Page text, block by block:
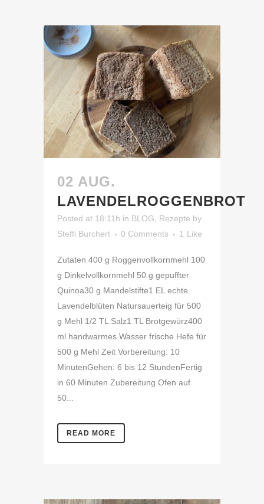
02 AUG.
LAVENDELROGGENBROT
Posted at 18:11h in BLOG Rezepte by
Steffi Burchert
0 Comments 1 Like
Zutaten 400 g Roggenvollkornmehl 100
g Dinkelvollkornmehl 50 g gepuffter
Quinoa30 g Mandelstifte1 EL echte
Lavendelblüten Natursauerteig für 500
g Mehl 1/2 TL Salz1 TL Brotgewürz400
ml handwarmes Wasser frische Hefe für
500 g Mehl Zeit Vorbereitung: 10
MinutenGehen: 6 bis 12 StundenFertig
in 60 Minuten Zubereitung Ofen auf
50...
READ MORE